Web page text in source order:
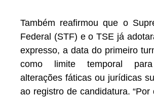
Também reafirmou que o
Federal (STF) e o TSE já
expresso, a data do primeiro
como limite temporal para
alterações fáticas ou jurídicas
ao registro de candidatura. “Por